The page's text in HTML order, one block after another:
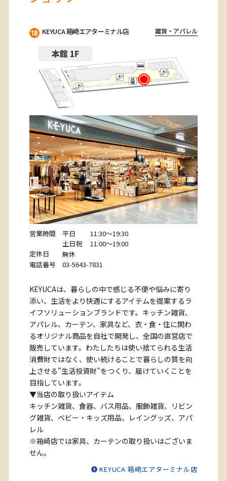
KEYUCA 箱崎エアターミナル店 雑貨・アパレル
営業時間
平日 11:30～19:30
土日祝 11:00～19:00
定休日
無休
電話番号
03-5643-7831
KEYUCAは、暮らしの中で感じる不便や悩みに寄り
添い、生活をより快適にするアイテムを提案するラ
イフソリューションブランドです。キッチン雑貨、
アパレル、カーテン、家具など、衣・食・住に関わ
るオリジナル商品を自社で開発し、全国の直営店で
販売しています。わたしたちは使い捨てられる生活
消費財ではなく、使い続けることで暮らしの質を向
上させる"生活投資財"をつくり、届けていくことを
目指しています。
▼当店の取り扱いアイテム
キッチン雑貨、食器、バス用品、服飾雑貨、リビン
グ雑貨、ベビー・キッズ用品、レイングッズ、アパ
レル
※箱崎店では家具、カーテンの取り扱いはございま
せん。
KEYUCA 箱崎エアターミナル店